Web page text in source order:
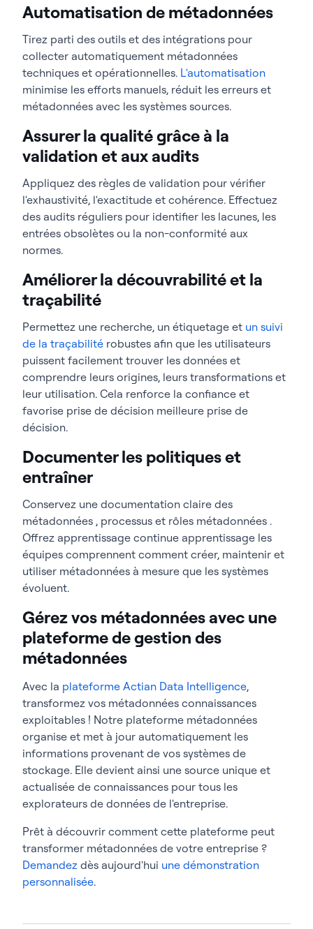
Automatisation de métadonnées
Tirez parti des outils et des intégrations pour
collecter automatiquement métadonnées
techniques et opérationnelles. L'automatisation
minimise les efforts manuels, réduit les erreurs et
métadonnées avec les systèmes sources.
Assurer la qualité grâce à la
validation et aux audits
Appliquez des règles de validation pour vérifier
l'exhaustivité, l'exactitude et cohérence. Effectuez
des audits réguliers pour identifier les lacunes, les
entrées obsolètes ou la non-conformité aux
normes.
Améliorer la découvrabilité et la
traçabilité
Permettez une recherche, un étiquetage et un suivi
de la traçabilité robustes afin que les utilisateurs
puissent facilement trouver les données et
comprendre leurs origines, leurs transformations et
leur utilisation. Cela renforce la confiance et
favorise prise de décision meilleure prise de
décision.
Documenter les politiques et
entraîner
Conservez une documentation claire des
métadonnées , processus et rôles métadonnées .
Offrez apprentissage continue apprentissage les
équipes comprennent comment créer, maintenir et
utiliser métadonnées à mesure que les systèmes
évoluent.
Gérez vos métadonnées avec une
plateforme de gestion des
métadonnées
Avec la plateforme Actian Data Intelligence,
transformez vos métadonnées connaissances
exploitables ! Notre plateforme métadonnées
organise et met à jour automatiquement les
informations provenant de vos systèmes de
stockage. Elle devient ainsi une source unique et
actualisée de connaissances pour tous les
explorateurs de données de l'entreprise.
Prêt à découvrir comment cette plateforme peut
transformer métadonnées de votre entreprise ?
Demandez dès aujourd'hui une démonstration
personnalisée.